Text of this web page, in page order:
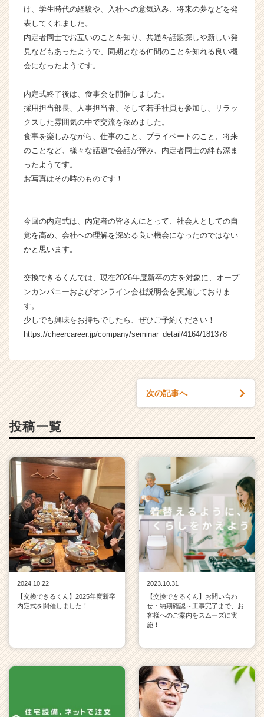
ア
ア
e
e
r
r
e
け、学生時代の経験や、入社への意気込み、将来の夢などを発
表してくれました。
内定者同士でお互いのことを知り、共通を話題探しや新しい発
見などもあったようで、同期となる仲間のことを知れる良い機
会になったようです。
内定式終了後は、食事会を開催しました。
採用担当部長、人事担当者、そして若手社員も参加し、リラッ
クスした雰囲気の中で交流を深めました。
食事を楽しみながら、仕事のこと、プライベートのこと、将来
のことなど、様々な話題で会話が弾み、内定者同士の絆も深ま
ったようです。
お写真はその時のものです！
今回の内定式は、内定者の皆さんにとって、社会人としての自
覚を高め、会社への理解を深める良い機会になったのではない
かと思います。
交換できるくんでは、現在2026年度新卒の方を対象に、オープ
ンカンパニーおよびオンライン会社説明会を実施しておりま
す。
少しでも興味をお持ちでしたら、ぜひご予約ください！
https://cheercareer.jp/company/seminar_detail/4164/181378
次の記事へ
投稿一覧
2024.10.22
【交換できるくん】2025年度新卒
内定式を開催しました！
2023.10.31
【交換できるくん】お問い合わ
せ・納期確認～工事完了まで、お
客様へのご案内をスムーズに実
施！